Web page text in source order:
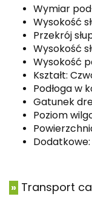
Wymiar
Wysokość
Przekrój
Wysokość
Wysokość
Kształt:
Podłoga w
Gatunek
Poziom
» Transport